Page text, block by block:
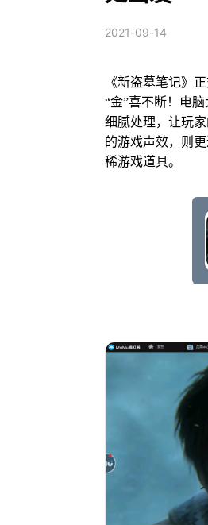
2021-09-14
《新盗墓笔记》
“金”喜不断！电
细腻处理，让玩
的游戏声效，则
稀游戏道具。